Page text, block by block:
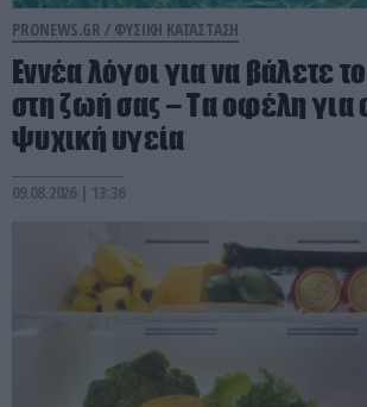
PRONEWS.GR / ΦΥΣΙΚΗ ΚΑΤΑΣΤΑΣΗ
Εννέα λόγοι για να βάλετε
στη ζωή σας – Τα οφέλη για
ψυχική υγεία
09.08.2026 | 13:36